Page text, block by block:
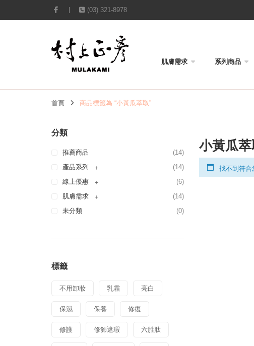
(03) 321-8978
肌膚需求 系列商品
首頁 商品標籤為 “小黃瓜萃取”
分類
推薦商品
(14)
產品系列
+
(14)
線上優惠
+
(6)
肌膚需求
+
(14)
未分類
(0)
標籤
不用卸妝 乳霜 亮白
保濕 保養 修復
修護 修飾遮瑕 六胜肽
小黃瓜萃
找不到符合